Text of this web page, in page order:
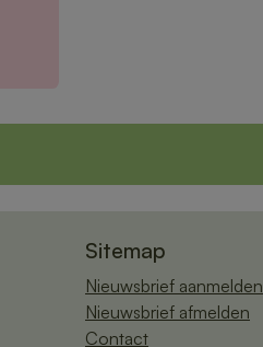
Sitemap
Nieuwsbrief aanmelden
Nieuwsbrief afmelden
Contact